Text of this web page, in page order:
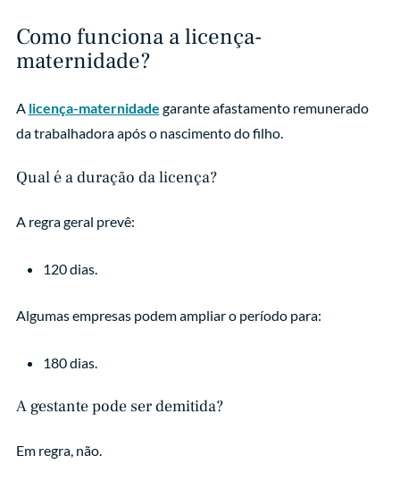
Como funciona a licença-
maternidade?
A licença-maternidade garante afastamento remunerado
da trabalhadora após o nascimento do filho.
Qual é a duração da licença?
A regra geral prevê:
120 dias.
Algumas empresas podem ampliar o período para:
180 dias.
A gestante pode ser demitida?
Em regra, não.